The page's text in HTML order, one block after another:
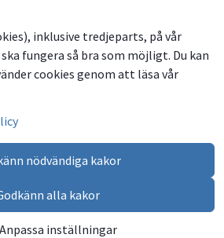
inklusive tredjeparts, på vår
fungera så bra som möjligt. Du kan
cookies genom att läsa vår
nödvändiga kakor
alla kakor
Anpassa inställningar